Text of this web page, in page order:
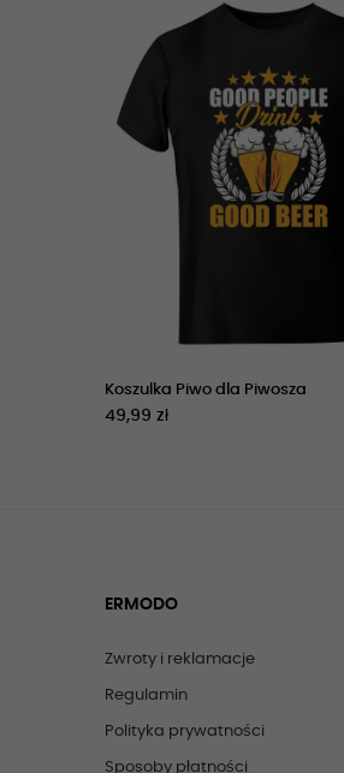
Koszulka Piwo dla Piwosza
49,99 zł
ERMODO
Zwroty i reklamacje
Regulamin
Polityka prywatności
Sposoby płatności